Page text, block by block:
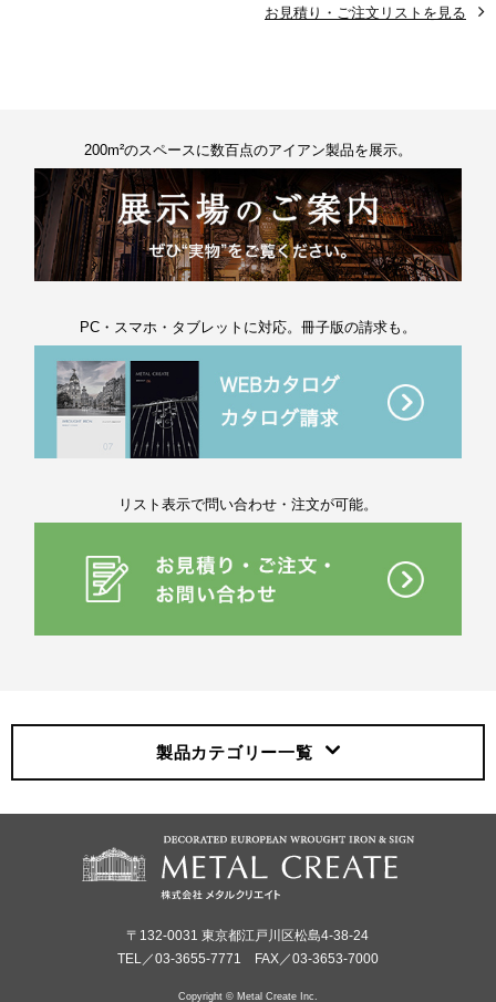
お見積り・ご注文リストを見る
200m²のスペースに数百点のアイアン製品を展示。
PC・スマホ・タブレットに対応。冊子版の請求も。
リスト表示で問い合わせ・注文が可能。
製品カテゴリー一覧
〒132-0031 東京都江戸川区松島4-38-24
TEL／03-3655-7771 FAX／03-3653-7000
Copyright © Metal Create Inc.